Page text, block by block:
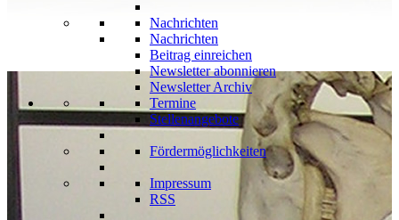
Nachrichten
Nachrichten
Beitrag einreichen
Newsletter abonnieren
Newsletter Archiv
Termine
Stellenangebote
Fördermöglichkeiten
Impressum
RSS